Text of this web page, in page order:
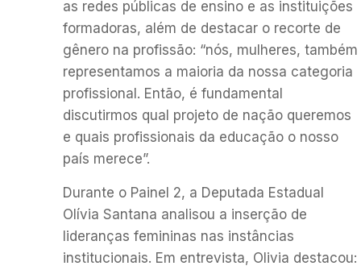
as redes públicas de ensino e as instituições
formadoras, além de destacar o recorte de
gênero na profissão: “nós, mulheres, também
representamos a maioria da nossa categoria
profissional. Então, é fundamental
discutirmos qual projeto de nação queremos
e quais profissionais da educação o nosso
país merece”.
Durante o Painel 2, a Deputada Estadual
Olívia Santana analisou a inserção de
lideranças femininas nas instâncias
institucionais. Em entrevista, Olivia destacou: